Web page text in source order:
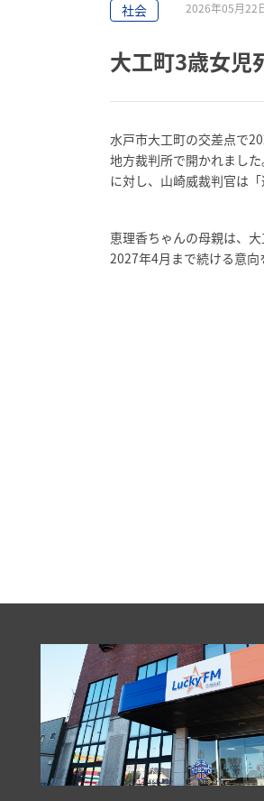
社会 2026年05月22
大工町3歳女
水戸市大工町の交差点で
地方裁判所で開かれまし
に対し、山崎威裁判官は
恵理香ちゃんの母親は、
2027年4月まで続ける意向